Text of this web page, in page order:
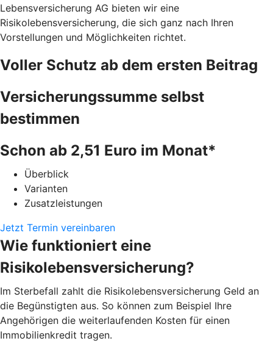
Lebensversicherung AG bieten wir eine
Risikolebensversicherung, die sich ganz nach Ihren
Vorstellungen und Möglichkeiten richtet.
Voller Schutz ab dem ersten Beitrag
Versicherungssumme selbst
bestimmen
Schon ab 2,51 Euro im Monat*
Überblick
Varianten
Zusatzleistungen
Jetzt Termin vereinbaren
Wie funktioniert eine
Risikolebensversicherung?
Im Sterbefall zahlt die Risikolebensversicherung Geld an
die Begünstigten aus. So können zum Beispiel Ihre
Angehörigen die weiterlaufenden Kosten für einen
Immobilienkredit tragen.